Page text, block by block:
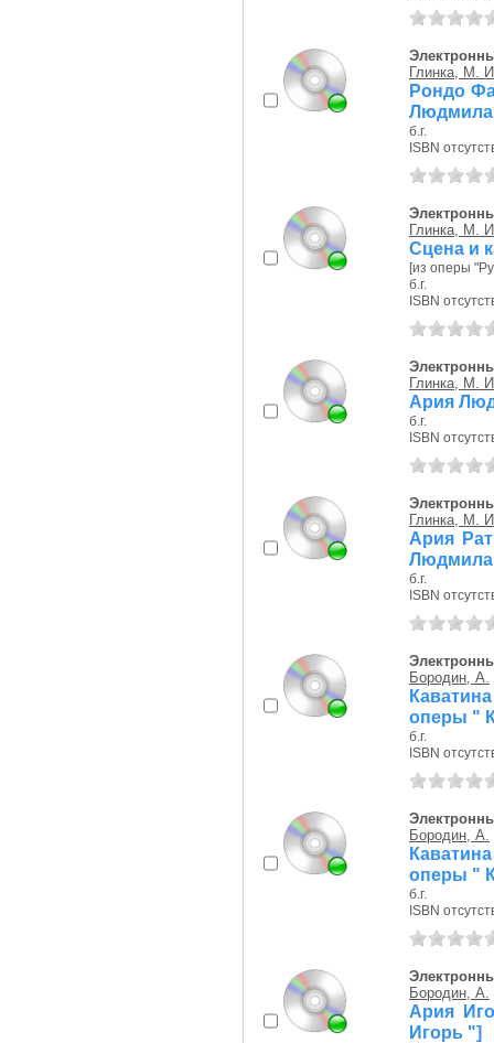
Глинка, М.
Рондо
б.г.
ISBN
Глинка, М.
Сцена и
[из оперы
б.г.
ISBN
Глинка, М.
Ария
б.г.
ISBN
Глинка, М.
Ария
б.г.
ISBN
Бородин, А.
оперы "
б.г.
ISBN
Бородин, А.
оперы "
б.г.
ISBN
Бородин, А.
Ария
Игорь "]